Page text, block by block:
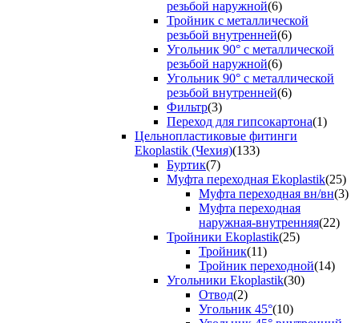
резьбой наружной(6)
Тройник с металлической
резьбой внутренней(6)
Угольник 90° с металлической
резьбой наружной(6)
Угольник 90° с металлической
резьбой внутренней(6)
Фильтр(3)
Переход для гипсокартона(1)
Цельнопластиковые фитинги
Ekoplastik (Чехия)(133)
Буртик(7)
Муфта переходная Ekoplastik(25)
Муфта переходная вн/вн(3)
Муфта переходная
наружная-внутренняя(22)
Тройники Ekoplastik(25)
Тройник(11)
Тройник переходной(14)
Угольники Ekoplastik(30)
Отвод(2)
Угольник 45°(10)